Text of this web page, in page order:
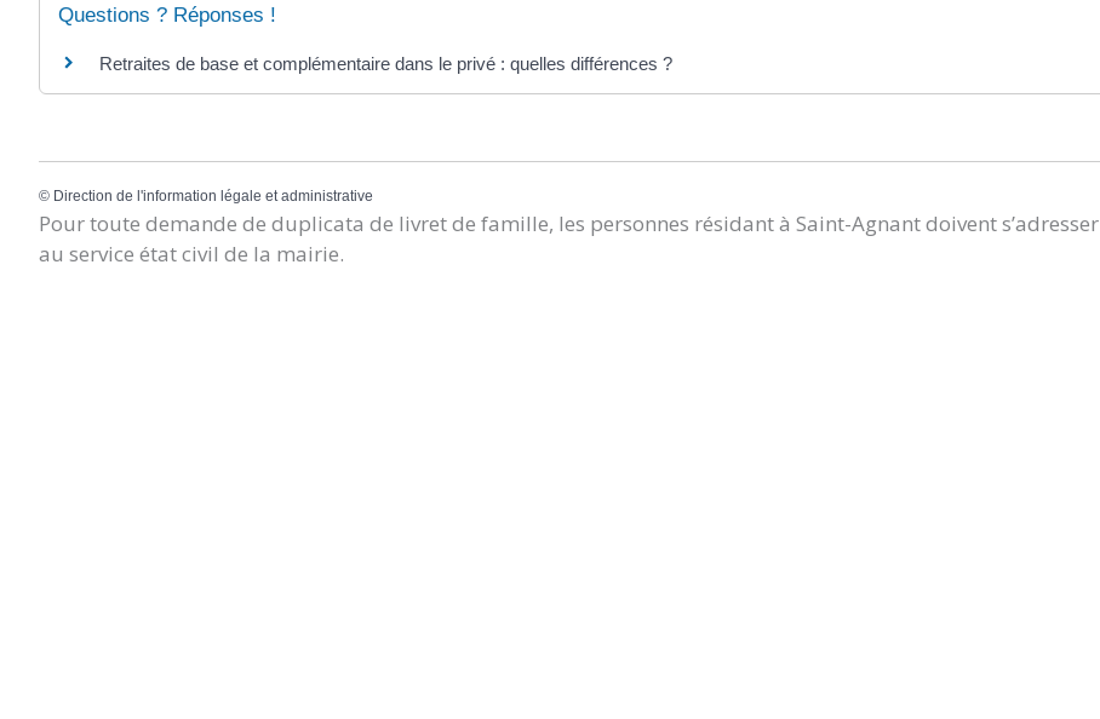
Questions ? Réponses !
Retraites de base et complémentaire dans le privé : quelles différences ?
© Direction de l'information légale et administrative
Pour toute demande de duplicata de livret de famille, les personnes résidant à Saint-Agnant doivent s’adresser
au service état civil de la mairie.